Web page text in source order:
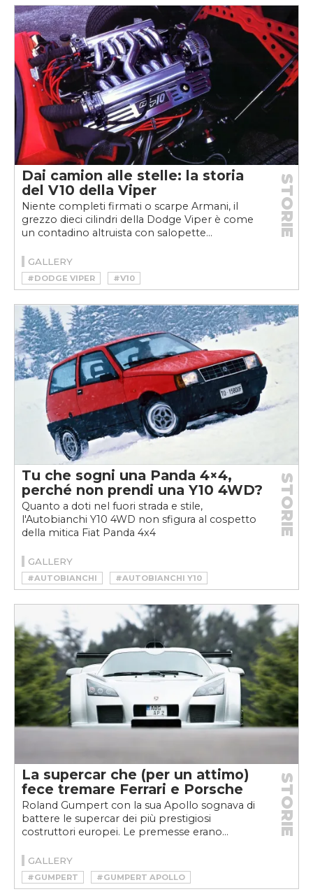
Dai camion alle stelle: la storia
del V10 della Viper
Niente completi firmati o scarpe Armani, il
grezzo dieci cilindri della Dodge Viper è come
un contadino altruista con salopette...
STORIE
GALLERY
#DODGE VIPER #V10
Tu che sogni una Panda 4×4,
perché non prendi una Y10 4WD?
Quanto a doti nel fuori strada e stile,
l'Autobianchi Y10 4WD non sfigura al cospetto
della mitica Fiat Panda 4x4
STORIE
GALLERY
#AUTOBIANCHI
#AUTOBIANCHI Y10
#AUTOBIANCHI Y10 4WD
La supercar che (per un attimo)
fece tremare Ferrari e Porsche
Roland Gumpert con la sua Apollo sognava di
battere le supercar dei più prestigiosi
costruttori europei. Le premesse erano...
STORIE
GALLERY
#GUMPERT #GUMPERT APOLLO